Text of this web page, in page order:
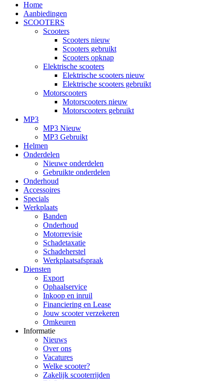
Home
Aanbiedingen
SCOOTERS
Scooters
Scooters nieuw
Scooters gebruikt
Scooters opknap
Elektrische scooters
Elektrische scooters nieuw
Elektrische scooters gebruikt
Motorscooters
Motorscooters nieuw
Motorscooters gebruikt
MP3
MP3 Nieuw
MP3 Gebruikt
Helmen
Onderdelen
Nieuwe onderdelen
Gebruikte onderdelen
Onderhoud
Accessoires
Specials
Werkplaats
Banden
Onderhoud
Motorrevisie
Schadetaxatie
Schadeherstel
Werkplaatsafspraak
Diensten
Export
Ophaalservice
Inkoop en inruil
Financiering en Lease
Jouw scooter verzekeren
Omkeuren
Informatie
Nieuws
Over ons
Vacatures
Welke scooter?
Zakelijk scooterrijden